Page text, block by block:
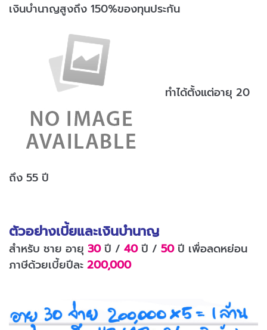
เงินบำนาญสูงถึง 150%ของทุนประกัน
ทำได้ตั้งแต่อายุ 20
ถึง 55 ปี
ตัวอย่างเบี้ยและเงินบำนาญ
สำหรับ ชาย อายุ 30ปี / 40ปี / 50ปี เพื่อลดหย่อน
ภาษีด้วยเบี้ยปีละ 200,000